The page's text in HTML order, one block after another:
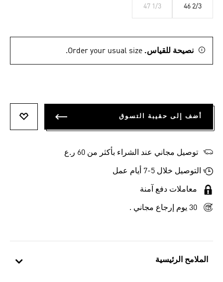
الملامح الرئيسية
46 2/3
47 1/3
نصيحة للقياس. Order your usual size.
أضف إلى حقيبة التسوق
توصيل مجاني عند الشراء بأكثر من 60 ر.ع
التوصيل خلال 5-7 أيام عمل
معاملات دفع آمنة